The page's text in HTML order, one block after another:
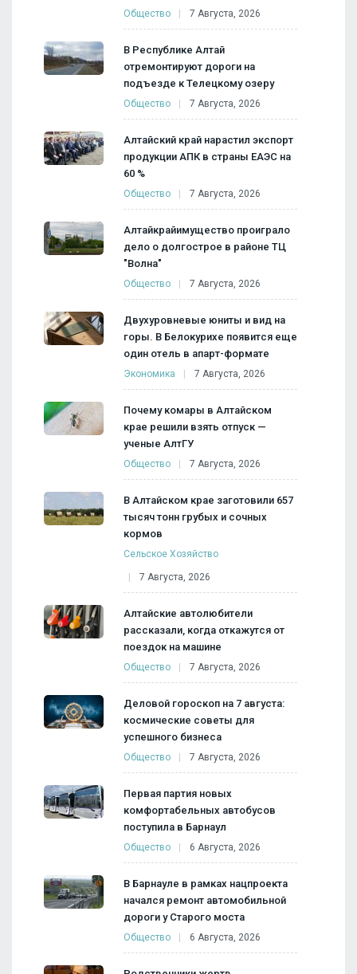
Общество 7 Августа, 2026
В Республике Алтай
отремонтируют дороги на
подъезде к Телецкому озеру
Общество 7 Августа, 2026
Алтайский край нарастил экспорт
продукции АПК в страны ЕАЭС на
60 %
Общество 7 Августа, 2026
Алтайкрайимущество проиграло
дело о долгострое в районе ТЦ
"Волна"
Общество 7 Августа, 2026
Двухуровневые юниты и вид на
горы. В Белокурихе появится еще
один отель в апарт-формате
Экономика 7 Августа, 2026
Почему комары в Алтайском
крае решили взять отпуск —
ученые АлтГУ
Общество 7 Августа, 2026
В Алтайском крае заготовили 657
тысяч тонн грубых и сочных
кормов
Сельское Хозяйство
7 Августа, 2026
Алтайские автолюбители
рассказали, когда откажутся от
поездок на машине
Общество 7 Августа, 2026
Деловой гороскоп на 7 августа:
космические советы для
успешного бизнеса
Общество 7 Августа, 2026
Первая партия новых
комфортабельных автобусов
поступила в Барнаул
Общество 6 Августа, 2026
В Барнауле в рамках нацпроекта
начался ремонт автомобильной
дороги у Старого моста
Общество 6 Августа, 2026